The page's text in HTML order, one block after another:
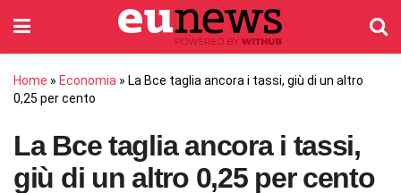
Home » Economia » La Bce taglia ancora i tassi, giù di un altro
0,25 per cento
La Bce taglia ancora i tassi,
giù di un altro 0,25 per cento